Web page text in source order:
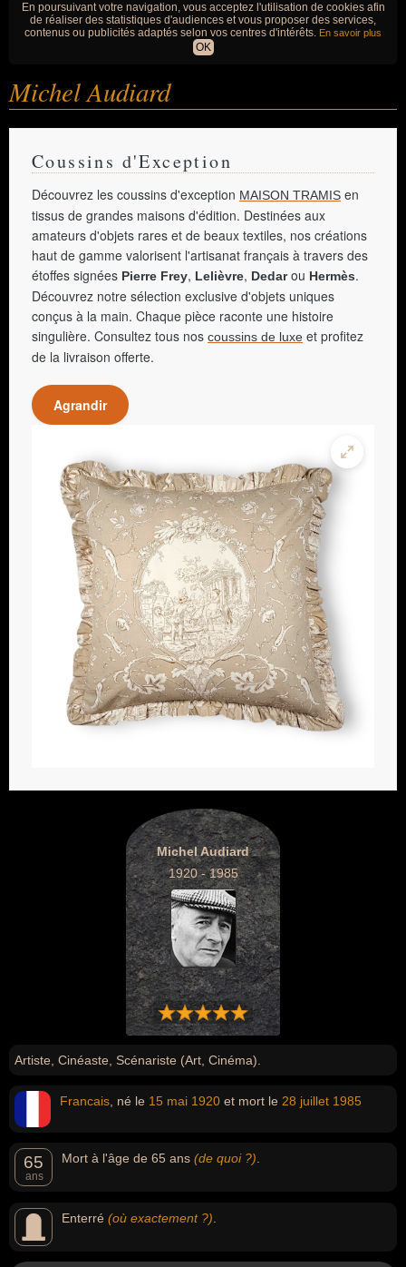
En poursuivant votre navigation, vous acceptez l'utilisation de cookies afin
de réaliser des statistiques d'audiences et vous proposer des services,
contenus ou publicités adaptés selon vos centres d'intérêts. En savoir plus
OK
Michel Audiard
Coussins d'Exception
Découvrez les coussins d'exception MAISON TRAMIS en
tissus de grandes maisons d'édition. Destinées aux
amateurs d'objets rares et de beaux textiles, nos créations
haut de gamme valorisent l'artisanat français à travers des
étoffes signées Pierre Frey, Lelièvre, Dedarou Hermès.
Découvrez notre sélection exclusive d'objets uniques
conçus à la main. Chaque pièce raconte une histoire
singulière. Consultez tous nos coussins de luxe et profitez
de la livraison offerte.
Agrandir
Michel Audiard
1920 - 1985
Artiste, Cinéaste, Scénariste (Art, Cinéma).
Francais , né le 15 mai 1920 et mort le 28 juillet 1985
65
ans
Mort à l'âge de 65 ans (de quoi ?)
Enterré (où exactement ?)